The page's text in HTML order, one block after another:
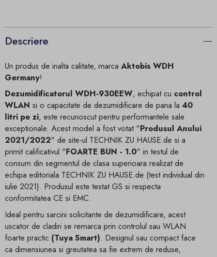
Descriere
Un produs de inalta calitate, marca Aktobis WDH
Germany!
Dezumidificatorul WDH-930EEW, echipat cu control
WLAN si o capacitate de dezumidificare de pana la 40
litri pe zi, este recunoscut pentru performantele sale
exceptionale. Acest model a fost votat "Produsul Anului
2021/2022" de site-ul TECHNIK ZU HAUSE.de si a
primit calificativul "FOARTE BUN - 1.0" in testul de
consum din segmentul de clasa superioara realizat de
echipa editoriala TECHNIK ZU HAUSE.de (test individual din
iulie 2021). Produsul este testat GS si respecta
conformitatea CE si EMC.
Ideal pentru sarcini solicitante de dezumidificare, acest
uscator de cladiri se remarca prin controlul sau WLAN
foarte practic (Tuya Smart). Designul sau compact face
ca dimensiunea si greutatea sa fie extrem de reduse,